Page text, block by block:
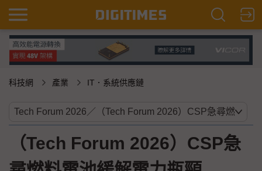
科技網 產業 IT．系統供應鏈
（Tech Forum 2026）CSP急